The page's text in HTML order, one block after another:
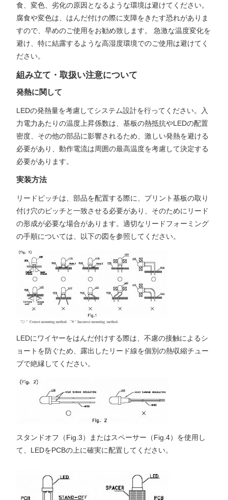
食、変色、劣化の原因となるような環境は避けてください。
腐食や変色は、はんだ付けの際に支障をきたす恐れがありま
すので、早めのご使用をお勧め致します。 急激な温度変化を
避け、特に結露するような高湿度環境でのご使用は避けてく
ださい。
組み立て・取扱い注意について
発熱に関して
LEDの発熱量を考慮してシステム設計を行ってください。入
力電力あたりの温度上昇係数は、基板の熱抵抗やLEDの配置
密度、その他の部品に影響されるため、激しい発熱を避ける
必要があり、動作電流は周囲の最高温度を考慮して決定する
必要があります。
実装方法
リードピッチは、部品を配置する際に、プリント基板の取り
付け穴のピッチと一致させる必要があり、そのためにリード
の形成が必要な場合があります。適切なリードフォーミング
の手順については、以下の図を参照してください。
LEDにワイヤーをはんだ付けする際は、不慮の接触によるシ
ョートを防ぐため、露出したリード線を個別の熱収縮チュー
ブで絶縁してください。
スタンドオフ（Fig.3）またはスペーサー（Fig.4）を使用し
て、LEDをPCBの上に確実に配置してください。